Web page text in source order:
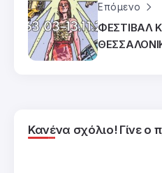
Επόμενο
ΦΕΣΤΙΒΑΛ
Κανένα σχόλιο! Γίνε ο